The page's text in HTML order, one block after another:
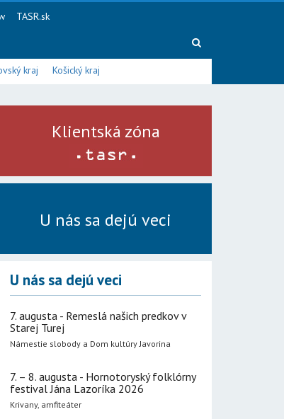
TASR.sk
kraj Košický kraj
Klientská zóna
U nás sa dejú veci
U nás sa dejú veci
7. augusta - Remeslá našich predkov v
Starej Turej
Námestie slobody a Dom kultúry Javorina
7. – 8. augusta - Hornotoryský folklórny
festival Jána Lazoríka 2026
Krivany, amfiteáter